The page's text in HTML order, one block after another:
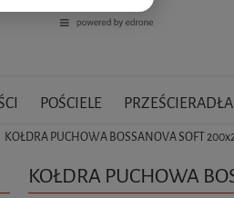
POŚCIELE PRZEŚCIERADŁA
KOŁDRA PUCHOWA BOSSANOVA SOFT
KOŁDRA PUCHOWA